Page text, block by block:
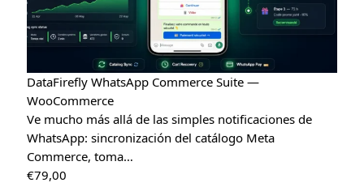
DataFirefly WhatsApp Commerce Suite —
WooCommerce
Ve mucho más allá de las simples notificaciones de
WhatsApp: sincronización del catálogo Meta
Commerce, toma…
€79,00